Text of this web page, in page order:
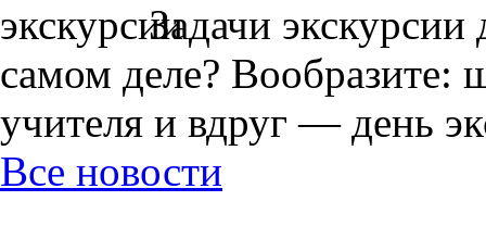
Задачи
самом деле? Вообразите:
учителя и вдруг — день
Все новости